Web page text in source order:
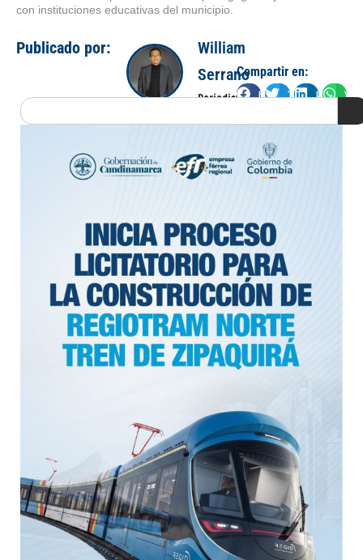
con instituciones educativas del municipio.
Publicado por:
William
Serrano
Periodista
Compartir en:
FacebookTwitterLinkedIn
Search